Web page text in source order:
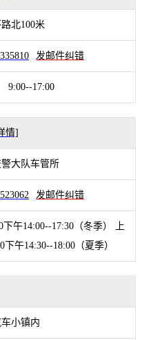
北100米
发邮件纠错
9:00--17:00
情]
大队车管所
发邮件纠错
下午14:00--17:30（冬季） 上
下午14:30--18:00（夏季）
小镇内